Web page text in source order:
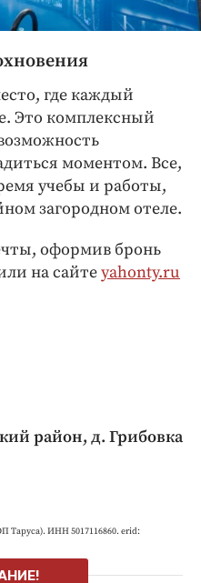
где каждый
Это комплексный
моментом. Все,
учебы и работы,
загородном отеле.
оформив бронь
на сайтеyahonty.ru
район, д. Грибовка
ИНН 5017116860. erid: